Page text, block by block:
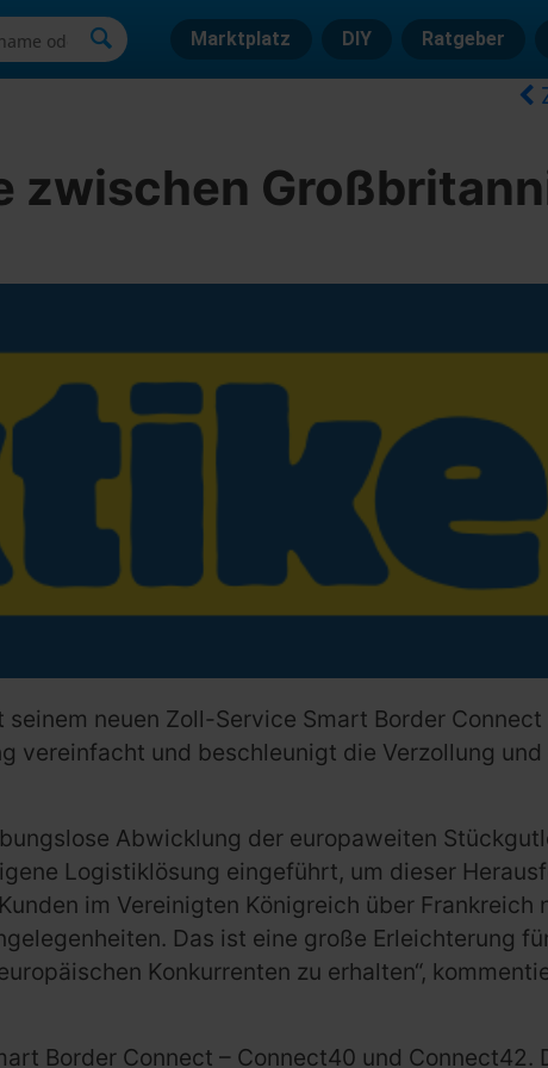
Marktplatz DIY Ratgeber
zwischen
neuen Zoll-Service Smart Border Connect
vereinfacht und beschleunigt die Verzollung
Abwicklung der europaweiten
Logistiklösung eingeführt, um dieser
im Vereinigten Königreich über Frankreich
Das ist eine große Erleichterung
Konkurrenten zu erhalten“,
Border Connect – Connect40 und Connect42.